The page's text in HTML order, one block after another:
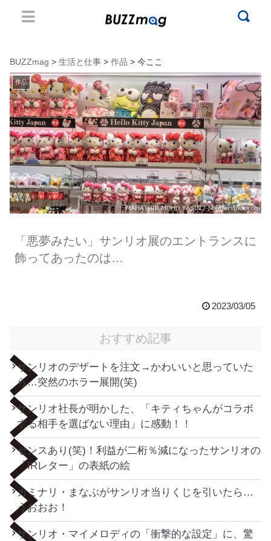
BUZZmag > 生活と仕事 > 作品 > 今ここ
作品
「悪夢みたい」サンリオ展のエントランスに
飾ってあったのは…
2023/03/05
おすすめ記事
サンリオのデザートを注文→かわいいと思っていた
ら…突然のホラー展開(笑)
サンリオ社長が明かした、「キティちゃんがコラボ
する相手を選ばない理由」に感動！！
センスあり(笑)！利益が二桁％減になったサンリオの
「IRレター」の表紙の絵
カミナリ・まなぶがサンリオ当りくじを引いたら…
うおおお！
サンリオ・マイメロディの「衝撃的な設定」に、驚